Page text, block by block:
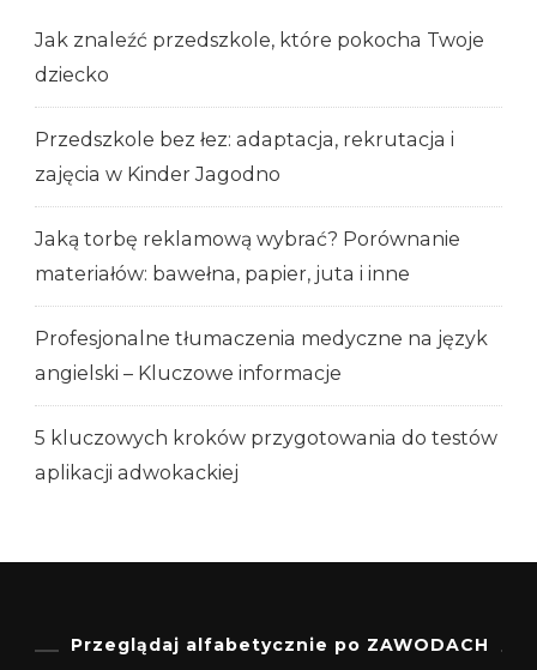
Jak znaleźć przedszkole, które pokocha Twoje
dziecko
Przedszkole bez łez: adaptacja, rekrutacja i
zajęcia w Kinder Jagodno
Jaką torbę reklamową wybrać? Porównanie
materiałów: bawełna, papier, juta i inne
Profesjonalne tłumaczenia medyczne na język
angielski – Kluczowe informacje
5 kluczowych kroków przygotowania do testów
aplikacji adwokackiej
Przeglądaj alfabetycznie po ZAWODACH